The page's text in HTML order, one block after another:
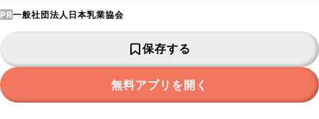
PR一般社団法人日本乳業協会
保存する
無料アプリを開く